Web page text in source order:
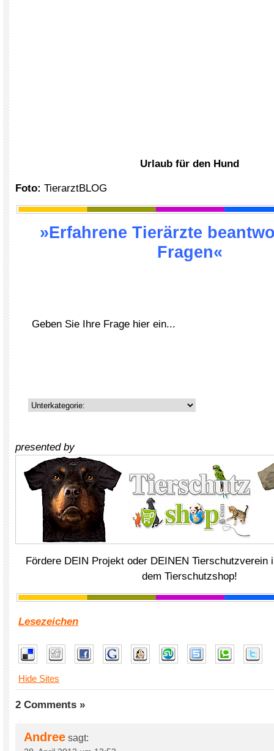
Urlaub für den Hund
Foto: TierarztBLOG
»Erfahrene Tierärzte
Fragen«
presented by
Fördere DEIN Projekt oder DEINEN Tierschutzverein
dem Tierschutzshop!
Lesezeichen
Hide Sites
2 Comments »
Andree sagt: